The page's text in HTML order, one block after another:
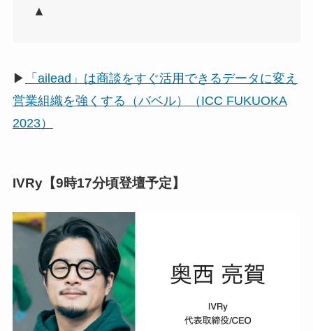
▲
▶
「ailead」は商談をすぐ活用できるデータに変え
営業組織を強くする（バベル）（ICC FUKUOKA
2023）
IVRy【9時17分頃登壇予定】